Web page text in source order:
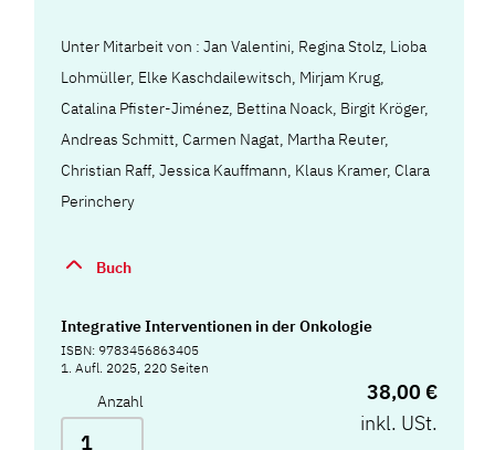
Unter Mitarbeit von : Jan Valentini, Regina Stolz, Lioba
Lohmüller, Elke Kaschdailewitsch, Mirjam Krug,
Catalina Pfister-Jiménez, Bettina Noack, Birgit Kröger,
Andreas Schmitt, Carmen Nagat, Martha Reuter,
Christian Raff, Jessica Kauffmann, Klaus Kramer, Clara
Perinchery
Buch
Integrative Interventionen in der Onkologie
ISBN: 9783456863405
1. Aufl. 2025, 220 Seiten
Anzahl
38,00 €
inkl. USt.